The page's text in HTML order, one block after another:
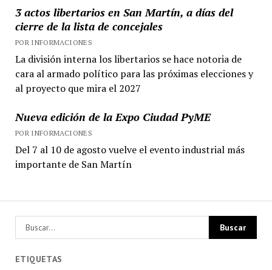
3 actos libertarios en San Martín, a días del
cierre de la lista de concejales
POR INFORMACIONES
La división interna los libertarios se hace notoria de
cara al armado político para las próximas elecciones y
al proyecto que mira el 2027
Nueva edición de la Expo Ciudad PyME
POR INFORMACIONES
Del 7 al 10 de agosto vuelve el evento industrial más
importante de San Martín
ETIQUETAS